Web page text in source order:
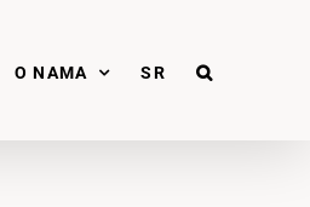
O NAMA SR